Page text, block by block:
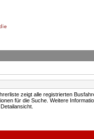
zeigt alle registrierten
für die Suche. Weitere